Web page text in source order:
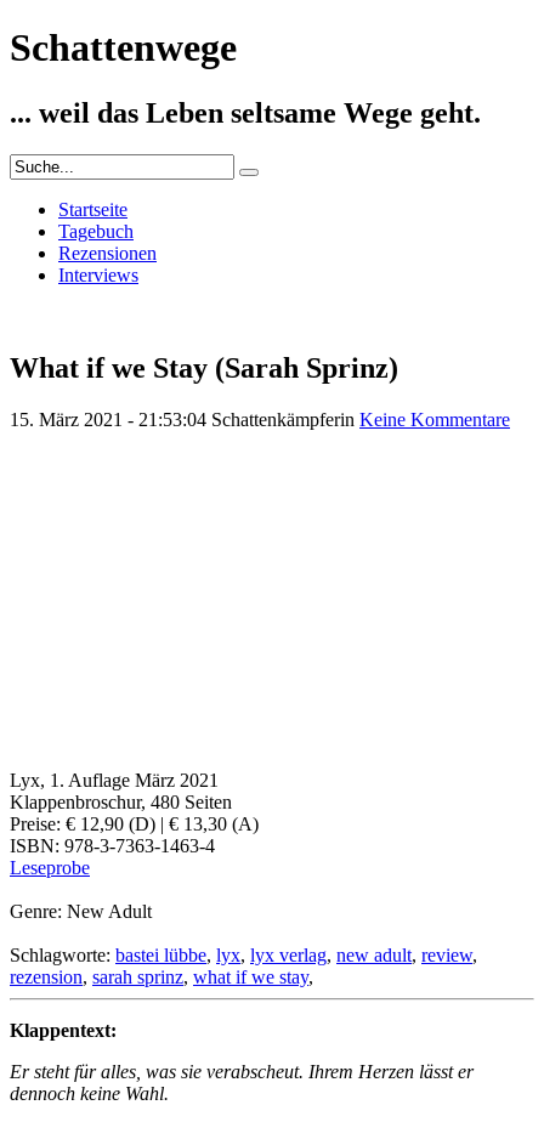
Schattenwege
... weil das Leben seltsame Wege geht.
Startseite
Tagebuch
Rezensionen
Interviews
What if we Stay (Sarah Sprinz)
15. März 2021 - 21:53:04 Schattenkämpferin Keine Kommentare
Lyx, 1. Auflage März 2021
Klappenbroschur, 480 Seiten
Preise: € 12,90 (D) | € 13,30 (A)
ISBN: 978-3-7363-1463-4
Leseprobe
Genre: New Adult
Schlagworte: bastei lübbe, lyx, lyx verlag, new adult, review,
rezension, sarah sprinz, what if we stay,
Klappentext:
Er steht für alles, was sie verabscheut. Ihrem Herzen lässt er
dennoch keine Wahl.